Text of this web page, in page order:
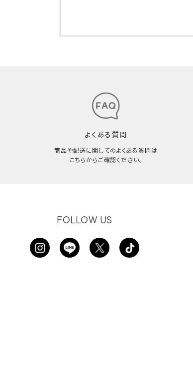
よくある質問
商品や配送に関してのよくある質問は
こちらからご確認ください。
FOLLOW US